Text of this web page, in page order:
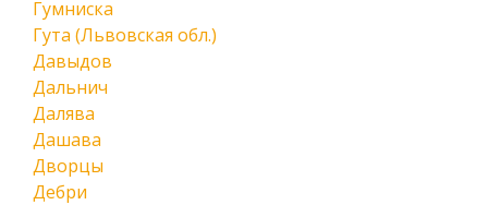
Гумниска
Гута (Львовская обл.)
Давыдов
Дальнич
Далява
Дашава
Дворцы
Дебри